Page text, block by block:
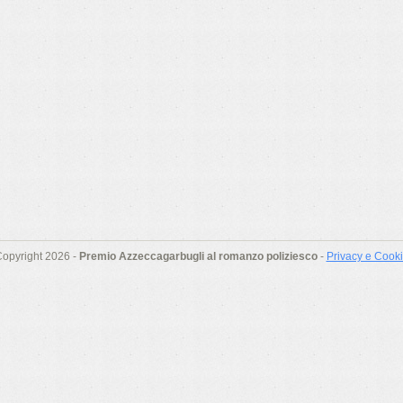
2026 - Premio Azzeccagarbugli al romanzo poliziesco- Privacy e